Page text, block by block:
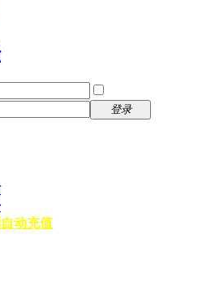
登录
动充值